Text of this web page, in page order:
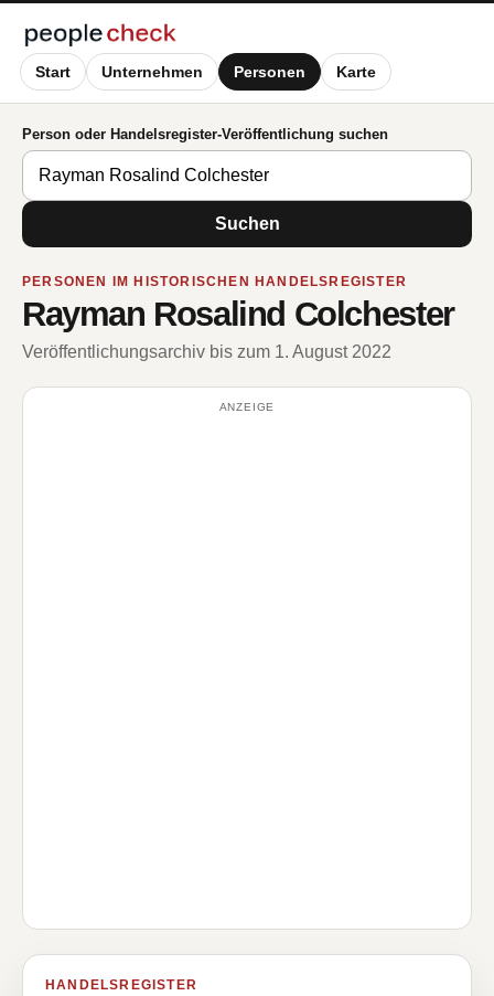
Start Unternehmen Personen Karte
Person oder Handelsregister-Veröffentlichung suchen
Suchen
PERSONEN IM HISTORISCHEN HANDELSREGISTER
Rayman Rosalind Colchester
Veröffentlichungsarchiv bis zum 1. August 2022
ANZEIGE
HANDELSREGISTER